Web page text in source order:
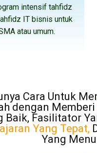
intensif tahfidz
IT bisnis untuk
atau umum.
Cara Untuk
dengan Memberi
Baik, Fasilitator
Yang Tepat,
Yang